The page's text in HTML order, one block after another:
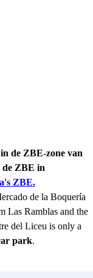
de ZBE-zone van
de ZBE in
ZBE.
de la Boquería
Las Ramblas and the
del Liceu is only a
park.